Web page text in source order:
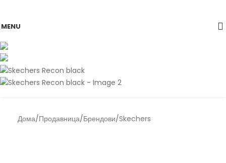
MENU
-37%
Дома/Продавница/Брендови/Skechers